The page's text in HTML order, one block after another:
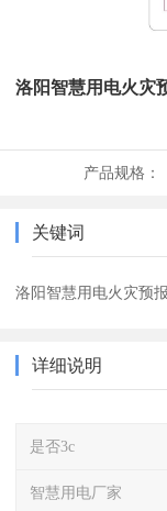
洛阳智慧用电火灾
产品规格：
关键词
洛阳智慧用电火灾预
详细说明
是否3c
智慧用电厂家